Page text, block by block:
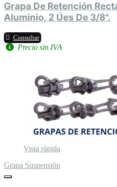
Grapa De Retención
Aluminio, 2 Úes De 3/8".
Consultar
Precio sin IVA
Vista rápida
Grapa Suspensión